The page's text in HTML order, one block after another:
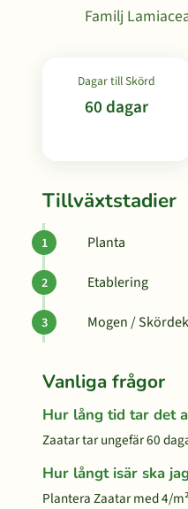
Familj
Dagar till Skörd
60 dagar
Tillväxtstadier
Planta
Etablering
Mogen /
Vanliga frågor
Hur lång tid tar det
Zaatar tar ungefär 60
Hur långt isär ska
Plantera Zaatar med 4/